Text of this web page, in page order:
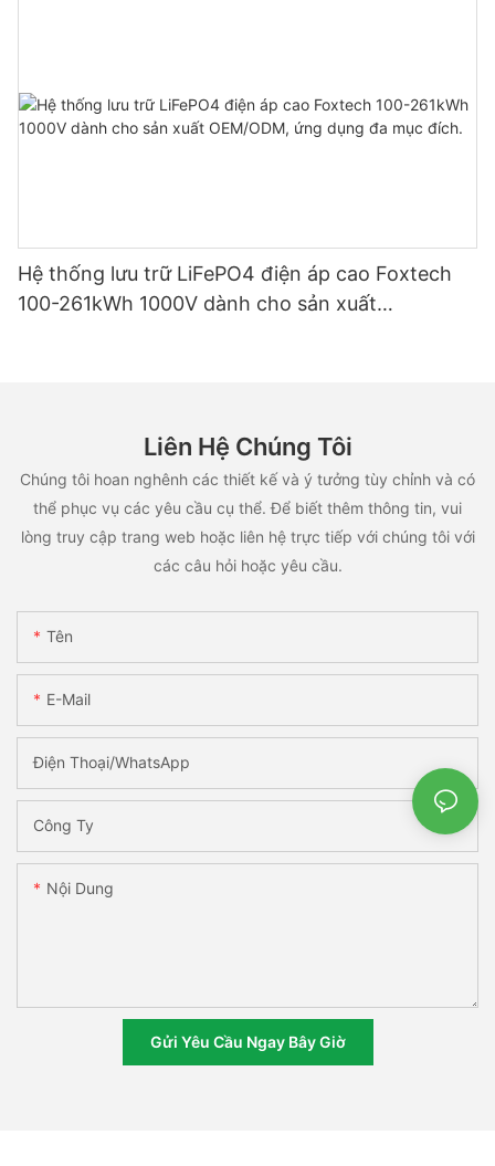
Hệ thống lưu trữ LiFePO4 điện áp cao Foxtech
100-261kWh 1000V dành cho sản xuất
Liên Hệ Chúng Tôi
Chúng tôi hoan nghênh các thiết kế và ý tưởng tùy chỉnh và có
thể phục vụ các yêu cầu cụ thể. Để biết thêm thông tin, vui
lòng truy cập trang web hoặc liên hệ trực tiếp với chúng tôi với
các câu hỏi hoặc yêu cầu.
Tên
E-Mail
Điện Thoại/WhatsApp
Công Ty
Nội Dung
Gửi Yêu Cầu Ngay Bây Giờ